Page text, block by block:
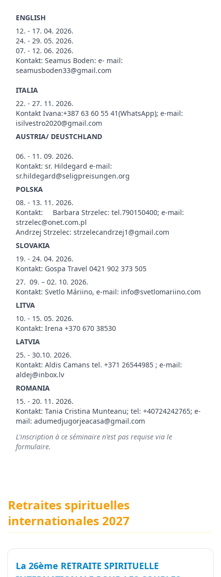
ENGLISH
12. - 17. 04. 2026.
24. - 29. 05. 2026.
07. - 12. 06. 2026.
Kontakt: Seamus Boden: e- mail:
seamusboden33@gmail.com
ITALIA
22. - 27. 11. 2026.
Kontakt Ivana:+387 63 60 55 41(WhatsApp); e-mail:
isilvestro2020@gmail.com
AUSTRIA/ DEUSTCHLAND
06. - 11. 09. 2026.
Kontakt: sr. Hildegard e-mail:
sr.hildegard@seligpreisungen.org
POLSKA
08. - 13. 11. 2026.
Kontakt: Barbara Strzelec: tel.790150400; e-mail:
strzelec@onet.com.pl
Andrzej Strzelec: strzelecandrzej1@gmail.com
SLOVAKIA
19. - 24. 04. 2026.
Kontakt: Gospa Travel 0421 902 373 505
27. 09. – 02. 10. 2026.
Kontakt: Svetlo Máriino, e-mail: info@svetlomariino.com
LITVA
10. - 15. 05. 2026.
Kontakt: Irena +370 670 38530
LATVIA
25. - 30.10. 2026.
Kontakt: Aldis Camans tel. +371 26544985 ; e-mail:
aldej@inbox.lv
ROMANIA
15. - 20. 11. 2026.
Kontakt: Tania Cristina Munteanu; tel: +40724242765; e-
mail: adumedjugorjeacasa@gmail.com
L'inscription à ce séminaire n'est pas requise via le
formulaire.
Retraites spirituelles
internationales 2027
La 26ème RETRAITE SPIRITUELLE